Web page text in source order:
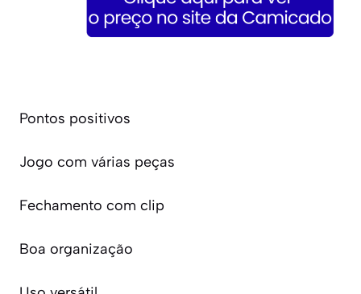
Pontos positivos
Jogo com várias peças
Fechamento com clip
Boa organização